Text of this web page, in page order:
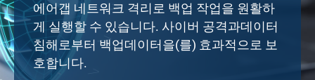
에어갭 네트워크 격리로 백업 작업을 원활하
게 실행할 수 있습니다. 사이버 공격과데이터
침해로부터 백업데이터을(를) 효과적으로 보
호합니다.